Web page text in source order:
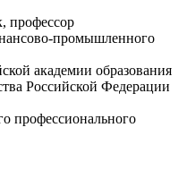
профессор
промышленного
академии образования
Российской Федерации
профессионального